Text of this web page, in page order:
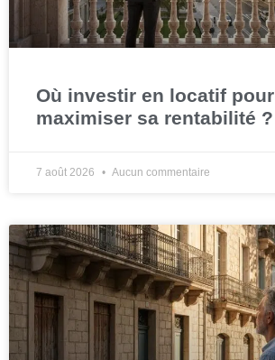
Où investir en locatif pour
maximiser sa rentabilité ?
7 août 2026 Aucun commentaire